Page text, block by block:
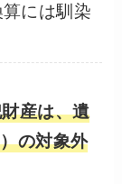
には馴染
産は、遺
の対象外